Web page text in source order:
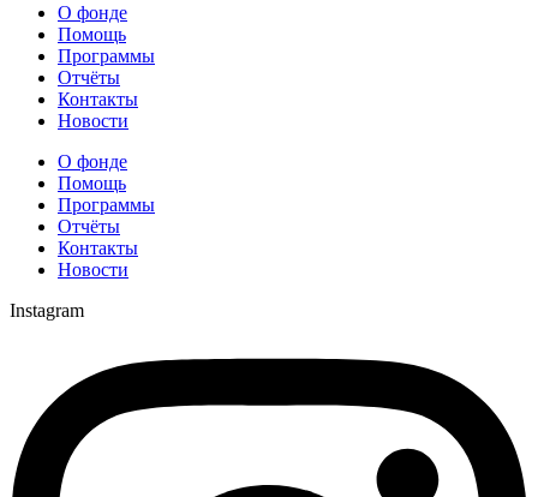
О фонде
Помощь
Программы
Отчёты
Контакты
Новости
О фонде
Помощь
Программы
Отчёты
Контакты
Новости
Instagram